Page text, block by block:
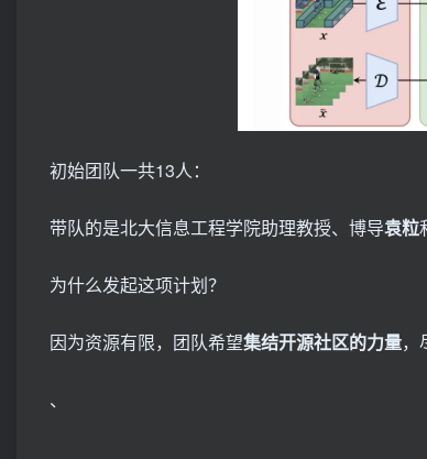
初始团队一共13人：
带队的是北大信息工程学院助理教授、博导袁粒
为什么发起这项计划？
因为资源有限，团队希望集结开源社区的力量，
、